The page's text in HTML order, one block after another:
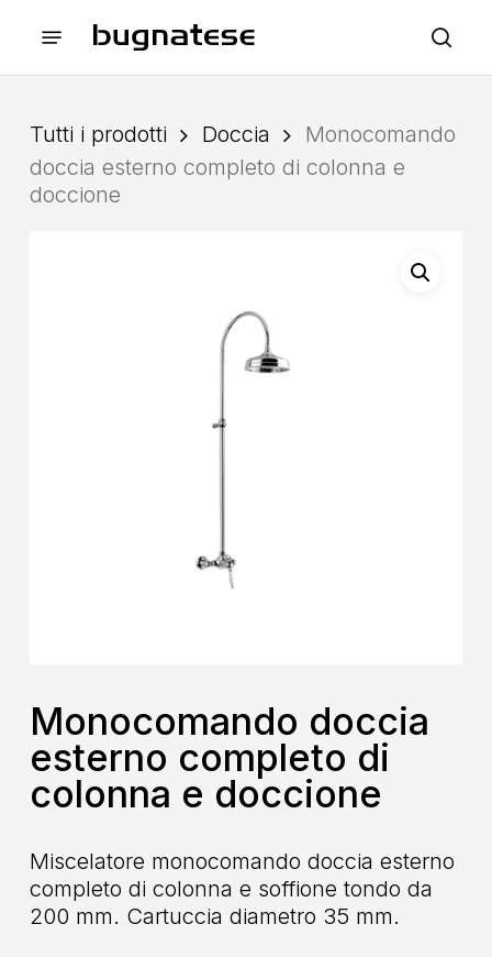
Menu
Tutti i prodotti Doccia
Monocomando
doccia esterno completo di colonna e
doccione
Monocomando doccia
esterno completo di
colonna e doccione
Miscelatore monocomando doccia esterno
completo di colonna e soffione tondo da
200 mm. Cartuccia diametro 35 mm.